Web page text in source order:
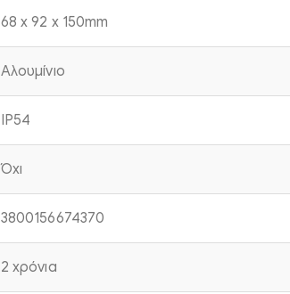
68 x 92 x 150mm
Αλουμίνιο
IP54
Όχι
3800156674370
2 χρόνια